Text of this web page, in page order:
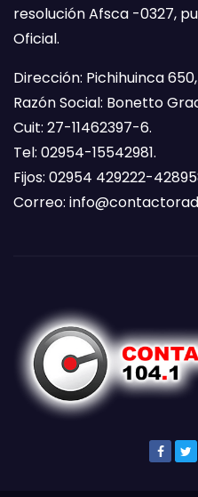
resolución Afsca -0327,
Oficial.
Dirección: Pichihuinca
Razón Social: Bonetto
Cuit: 27-11462397-6.
Tel: 02954-15542981.
Fijos: 02954 429222-
Correo: